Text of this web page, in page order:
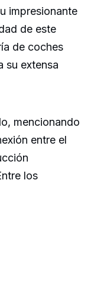
impresionante
de este
de coches
su extensa
mencionando
entre el
los